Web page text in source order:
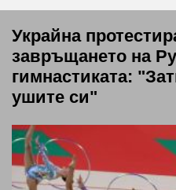
Украйна
завръщането на
гимнастиката:
ушите си"